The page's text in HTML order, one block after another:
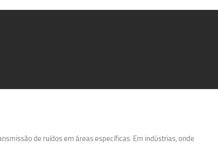
de ruídos em áreas específicas. Em indústrias, onde